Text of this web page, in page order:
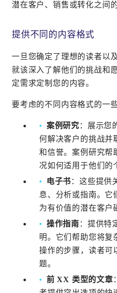
潜在客户、销售或转化之间
提供不同的内容格式
一旦您确定了理想的读者以
就该深入了解他们的挑战和
定需求定制您的内容。
要考虑的不同内容格式的一
案例研究 ：展示您
何解决客户的挑战并
和信誉。案例研究帮
况如何适用于他们的
电子书 ：这些提供
息、分析或指南。它
为有价值的潜在客户
操作指南 ：提供特
明。它们帮助您将复
操作的步骤，读者可
题。
前 XX 类型的文章